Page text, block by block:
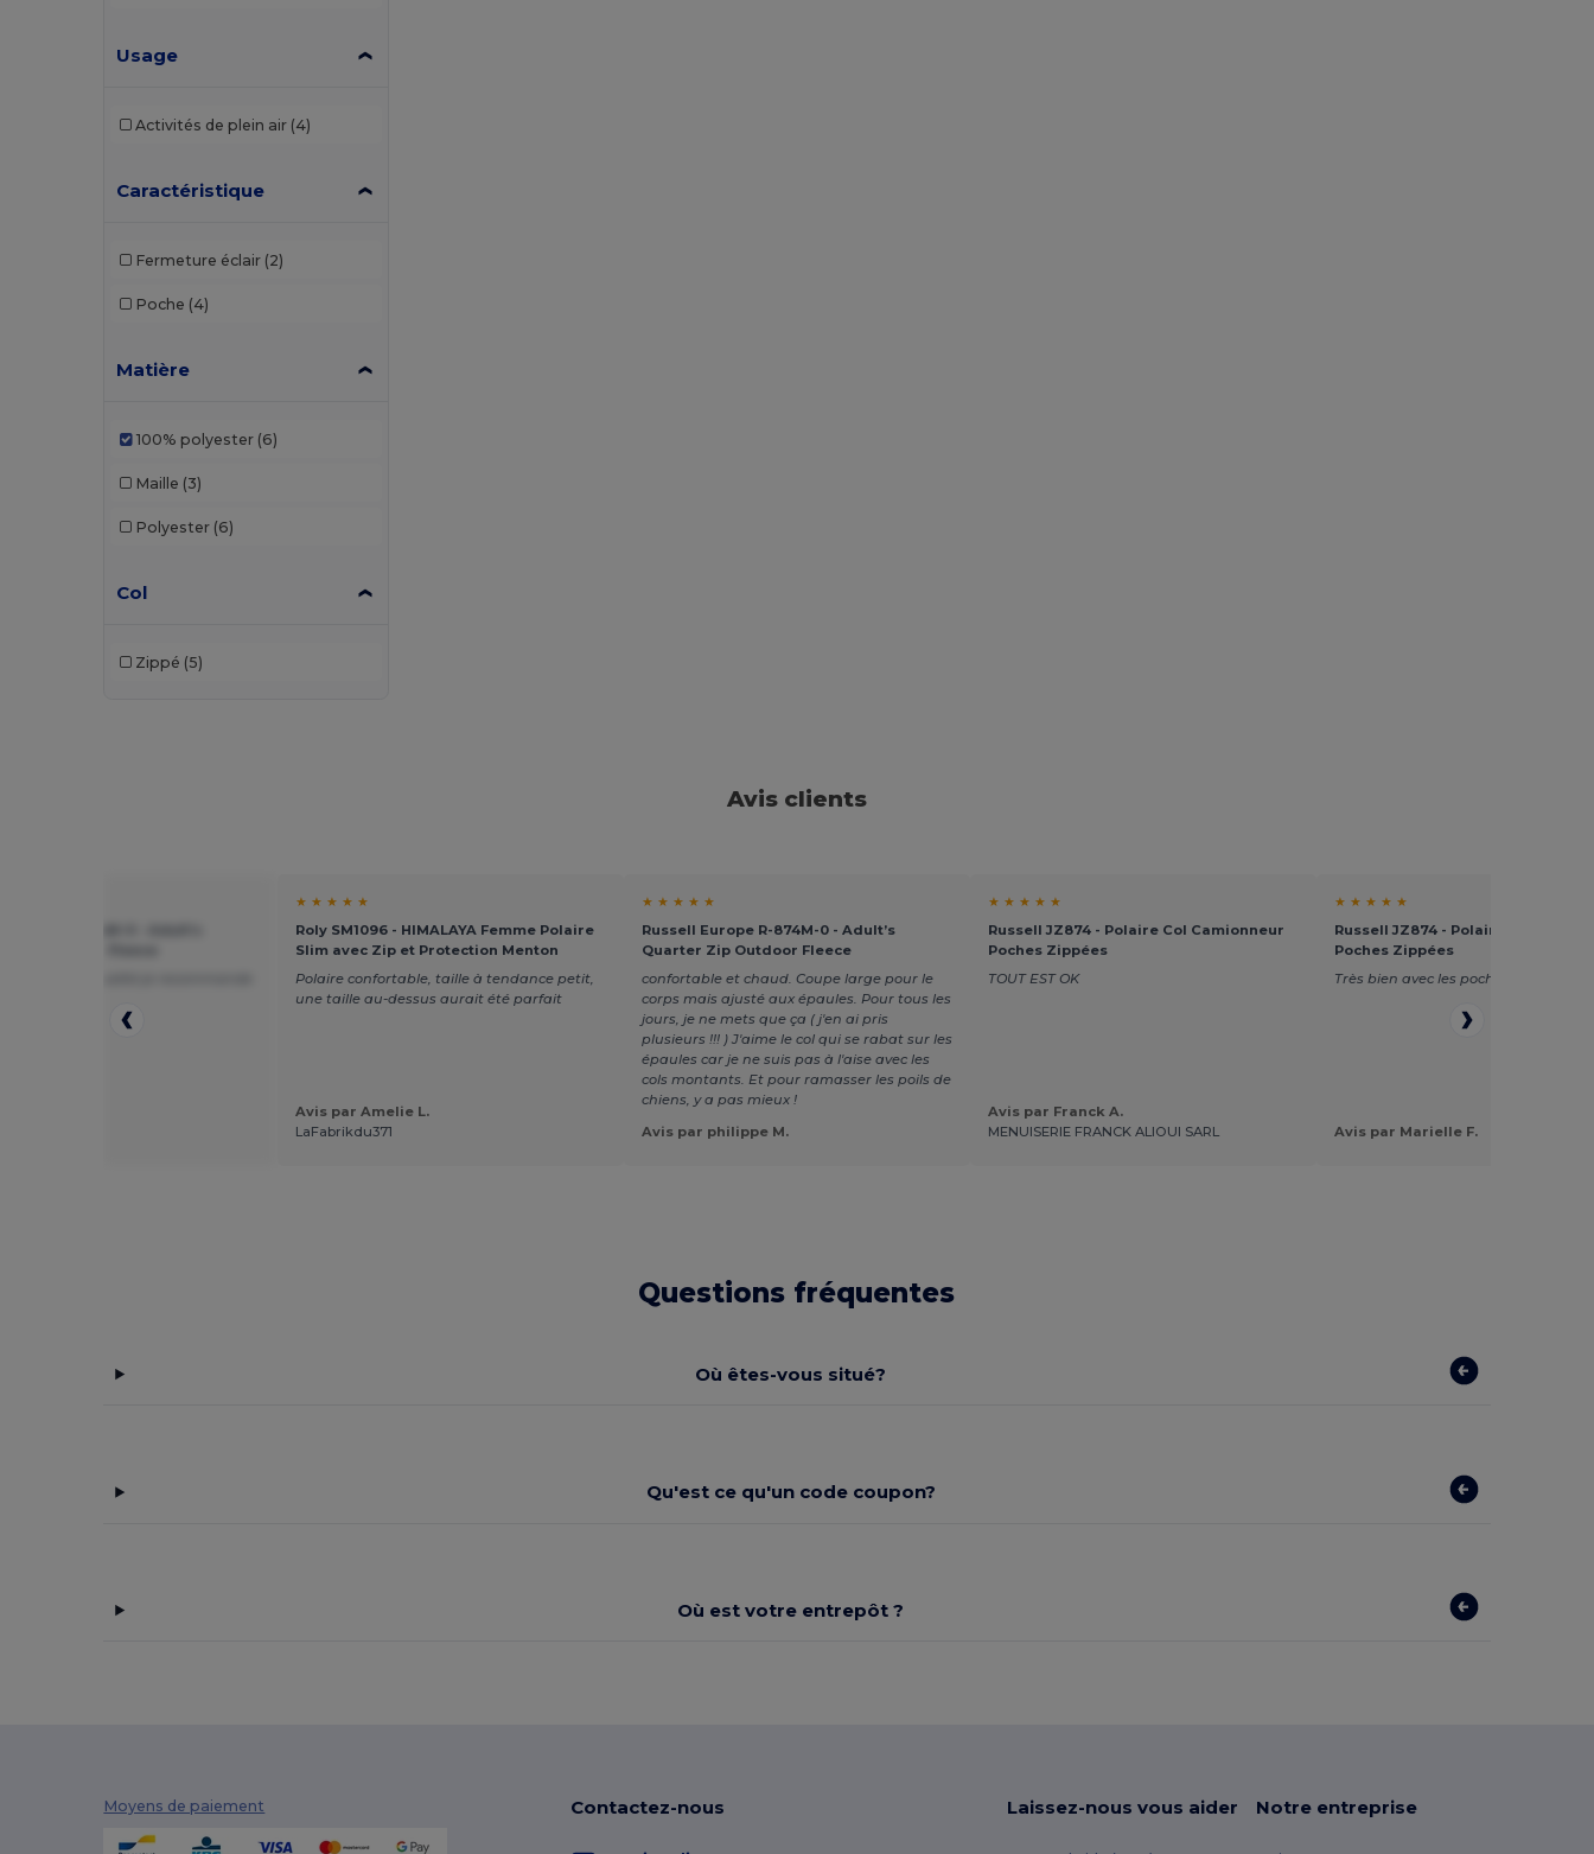
Usage
Activités de plein air (4)
Caractéristique
Fermeture éclair (2)
Poche (4)
Matière
100% polyester (6)
Maille (3)
Polyester (6)
Col
Zippé (5)
Avis clients
★ ★ ★ ★ ★
Roly SM1096 - HIMALAYA Femme Polaire
Slim avec Zip et Protection Menton
Polaire confortable, taille à tendance petit,
une taille au-dessus aurait été parfait
Avis par Amelie L.
LaFabrikdu371
★ ★ ★ ★ ★
Russell Europe R-874M-0 - Adult’s
Quarter Zip Outdoor Fleece
confortable et chaud. Coupe large pour le
corps mais ajusté aux épaules. Pour tous les
jours, je ne mets que ça ( j'en ai pris
plusieurs !!! ) J'aime le col qui se rabat sur les
épaules car je ne suis pas à l'aise avec les
cols montants. Et pour ramasser les poils de
chiens, y a pas mieux !
Avis par philippe M.
★ ★ ★ ★ ★
Russell JZ874 - Polaire Col Camionneur
Poches Zippées
TOUT EST OK
Avis par Franck A.
MENUISERIE FRANCK ALIOUI SARL
★ ★ ★ ★ ★
Russell JZ874 - Polaire Col
Poches Zippées
Très bien avec les poches
Avis par Marielle F.
Questions fréquentes
Où êtes-vous situé?
Qu'est ce qu'un code coupon?
Où est votre entrepôt ?
Moyens de paiement Contactez-nous Laissez-nous vous aider Notre entreprise